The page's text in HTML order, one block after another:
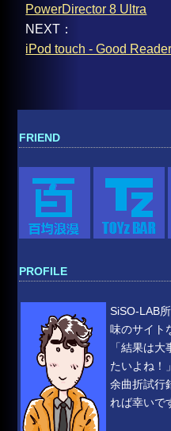
PowerDirector 8 Ultra
NEXT：
iPod touch - Good Reader
FRIEND
PROFILE
SiSO-LAB
味のサイト
「結果は
たいよね！
余曲折試行
れば幸いで